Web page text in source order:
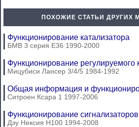
ПОХОЖИЕ СТАТЬИ ДРУГИХ
Функционирование катализатора
БМВ 3 серия Е36 1990-2000
Функционирование регулируемого
Мицубиси Лансер 3/4/5 1984-1992
Общая информация и
Ситроен Ксара 1 1997-2006
Функционирование
Дэу Нексия Н100 1994-2008